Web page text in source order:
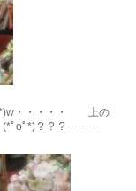
ﾟ*)w・・・・・ 上の
ﾟoﾟ*)？？？・・・